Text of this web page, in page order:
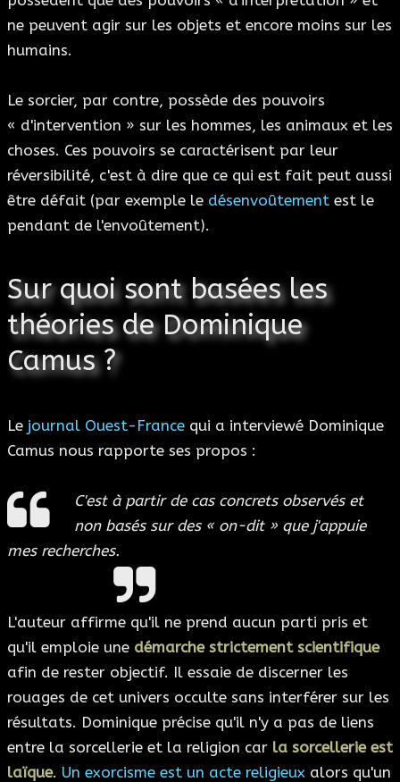
ne peuvent agir sur les objets et encore moins sur les
humains.
Le sorcier, par contre, possède des pouvoirs
« d'intervention » sur les hommes, les animaux et les
choses. Ces pouvoirs se caractérisent par leur
réversibilité, c'est à dire que ce qui est fait peut aussi
être défait (par exemple le désenvoûtement est le
pendant de l'envoûtement).
Sur quoi sont basées les
théories de Dominique
Camus ?
Le journal Ouest-France qui a interviewé Dominique
Camus nous rapporte ses propos :
C'est à partir de cas concrets observés et
non basés sur des « on-dit » que j'appuie
mes recherches.
L'auteur affirme qu'il ne prend aucun parti pris et
qu'il emploie une démarche strictement scientifique
afin de rester objectif. Il essaie de discerner les
rouages de cet univers occulte sans interférer sur les
résultats. Dominique précise qu'il n'y a pas de liens
entre la sorcellerie et la religion car la sorcellerie est
laïque. Un exorcisme est un acte religieux alors qu'un